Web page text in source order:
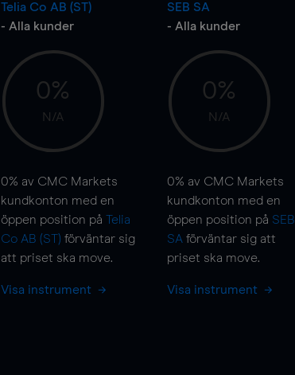
Telia Co AB (ST)
- Alla kunder
0%
N/A
0% av CMC Markets
kundkonton med en
öppen position på Telia
Co AB (ST) förväntar sig
att priset ska move.
Visa instrument
SEB SA
- Alla kunder
0%
N/A
0% av CMC Markets
kundkonton med en
öppen position på SEB
SA förväntar sig att
priset ska move.
Visa instrument